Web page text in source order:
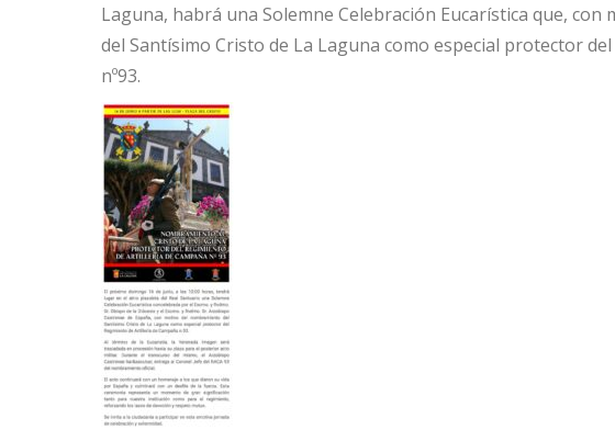
Laguna, habrá una Solemne Celebración Eucarística que,
del Santísimo Cristo de La Laguna como especial protector
nº93.